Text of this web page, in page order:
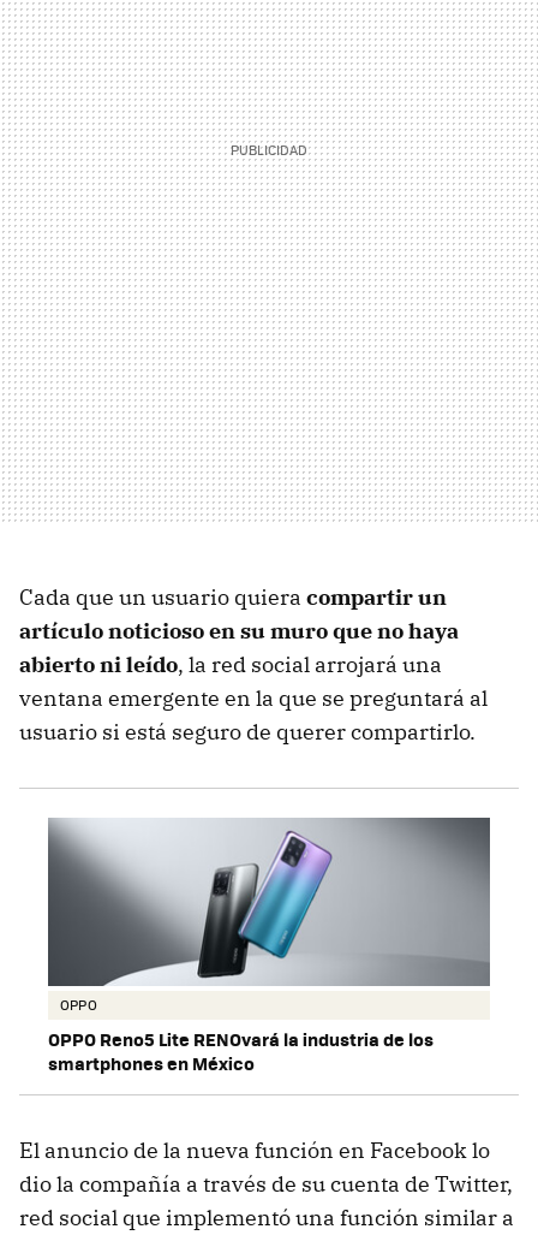
Cada que un usuario quiera compartir un
artículo noticioso en su muro que no haya
abierto ni leído, la red social arrojará una
ventana emergente en la que se preguntará al
usuario si está seguro de querer compartirlo.
OPPO
OPPO Reno5 Lite RENOvará la industria de los
smartphones en México
El anuncio de la nueva función en Facebook lo
dio la compañía a través de su cuenta de Twitter,
red social que implementó una función similar a